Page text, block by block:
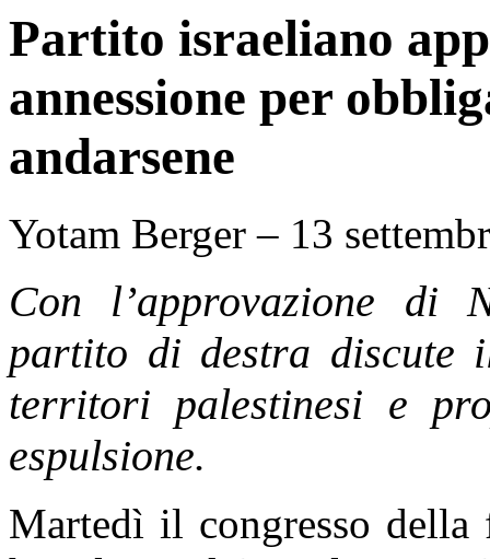
Partito israeliano
annessione per
andarsene
Yotam Berger – 13
Con l’approvazione di
partito di destra discute
territori palestinesi e
espulsione.
Martedì il congresso della